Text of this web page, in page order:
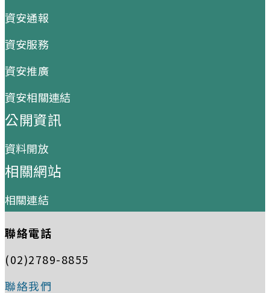
資安通報
資安服務
資安推廣
資安相關連結
公開資訊
資料開放
相關網站
相關連結
聯絡電話
(02)2789-8855
聯絡我們